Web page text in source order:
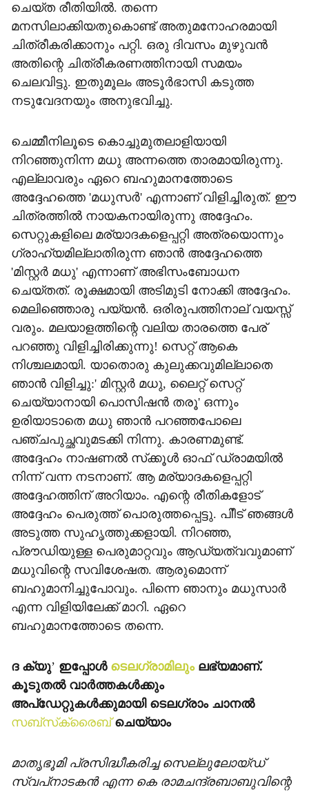
ചെയ്ത രീതിയില്‍. തന്നെ
മനസിലാക്കിയതുകൊണ്ട് അതുമനോഹരമായി
ചിത്രീകരിക്കാനും പറ്റി. ഒരു ദിവസം മുഴുവന്‍
അതിന്റെ ചിത്രീകരണത്തിനായി സമയം
ചെലവിട്ടു. ഇതുമൂലം അടൂര്‍ഭാസി കടുത്ത
നടുവേദനയും അനുഭവിച്ചു.
ചെമ്മീനിലൂടെ കൊച്ചുമുതലാളിയായി
നിറഞ്ഞുനിന്ന മധു അന്നത്തെ താരമായിരുന്നു.
എല്ലാവരും ഏറെ ബഹുമാനത്തോടെ
അദ്ദേഹത്തെ 'മധുസര്‍' എന്നാണ് വിളിച്ചിരുത്. ഈ
ചിത്രത്തില്‍ നായകനായിരുന്നു അദ്ദേഹം.
സെറ്റുകളിലെ മര്യാദകളെപ്പറ്റി അത്രയൊന്നും
ഗ്രാഹ്യമില്ലാതിരുന്ന ഞാന്‍ അദ്ദേഹത്തെ
'മിസ്റ്റര്‍ മധു' എന്നാണ് അഭിസംബോധന
ചെയ്തത്. രൂക്ഷമായി അടിമുടി നോക്കി അദ്ദേഹം.
മെലിഞ്ഞൊരു പയ്യന്‍. ഒരിരുപത്തിനാല് വയസ്സ്
വരും. മലയാളത്തിന്റെ വലിയ താരത്തെ പേര്
പറഞ്ഞു വിളിച്ചിരിക്കുന്നു! സെറ്റ് ആകെ
നിശ്ചലമായി. യാതൊരു കുലുക്കവുമില്ലാതെ
ഞാന്‍ വിളിച്ചു:' മിസ്റ്റര്‍ മധു, ലൈറ്റ് സെറ്റ്
ചെയ്യാനായി പൊസിഷന്‍ തരൂ' ഒന്നും
ഉരിയാടാതെ മധു ഞാന്‍ പറഞ്ഞപോലെ
പഞ്ചപുച്ഛവുമടക്കി നിന്നു. കാരണമുണ്ട്.
അദ്ദേഹം നാഷണല്‍ സ്‌ക്കൂള്‍ ഓഫ് ഡ്രാമയില്‍
നിന്ന് വന്ന നടനാണ്. ആ മര്യാദകളെപ്പറ്റി
അദ്ദേഹത്തിന് അറിയാം. എന്റെ രീതികളോട്
അദ്ദേഹം പെരുത്ത് പൊരുത്തപ്പെട്ടു. പിീട് ഞങ്ങള്‍
അടുത്ത സുഹൃത്തുക്കളായി. നിറഞ്ഞ,
പ്രൗഡിയുള്ള പെരുമാറ്റവും ആഡ്യത്വവുമാണ്
മധുവിന്റെ സവിശേഷത. ആരുമൊന്ന്
ബഹുമാനിച്ചുപോവും. പിന്നെ ഞാനും മധുസാര്‍
എന്ന വിളിയിലേക്ക് മാറി. ഏറെ
ബഹുമാനത്തോടെ തന്നെ.
ദ ക്യു’ ഇപ്പോള്‍ ടെലഗ്രാമിലും ലഭ്യമാണ്.
കൂടുതല്‍ വാര്‍ത്തകള്‍ക്കും
അപ്‌ഡേറ്റുകള്‍ക്കുമായി ടെലഗ്രാം ചാനല്‍
സബ്‌സ്‌ക്രൈബ് ചെയ്യാം
മാതൃഭൂമി പ്രസിദ്ധീകരിച്ച സെല്ലുലോയ്ഡ്
സ്വപ്‌നാടകന്‍ എന്ന കെ രാമചന്ദ്രബാബുവിന്റെ